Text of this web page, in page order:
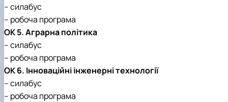
– силабус
– робоча програма
ОК 5. Аграрна політика
– силабус
– робоча програма
ОК 6. Інноваційні інженерні технології
– силабус
– робоча програма